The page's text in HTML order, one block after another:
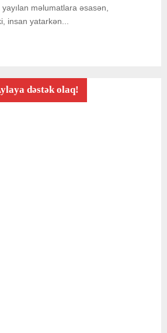
məlumatlara əsasən,
insan yatarkən...
dəstək olaq!